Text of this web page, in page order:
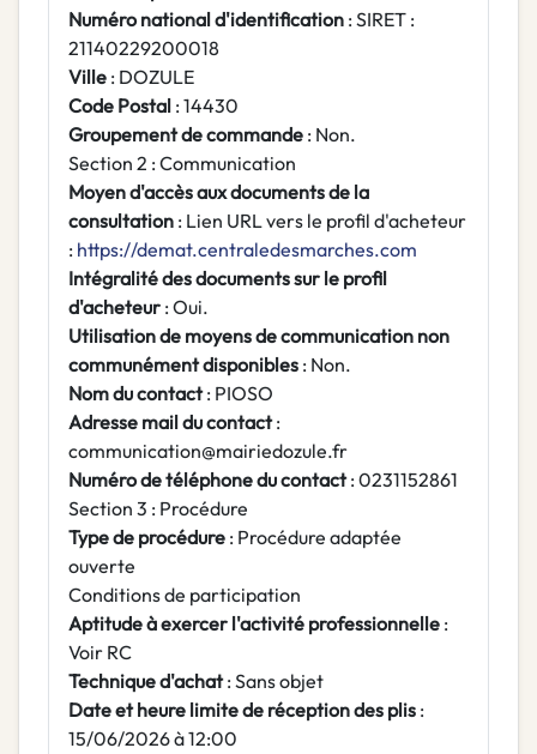
Numéro national d'identification : SIRET :
21140229200018
Ville : DOZULE
Code Postal : 14430
Groupement de commande : Non.
Section 2 : Communication
Moyen d'accès aux documents de la
consultation : Lien URL vers le profil d'acheteur
: https://demat.centraledesmarches.com
Intégralité des documents sur le profil
d'acheteur : Oui.
Utilisation de moyens de communication non
communément disponibles : Non.
Nom du contact: PIOSO
Adresse mail du contact:
communication@mairiedozule.fr
Numéro de téléphone du contact: 0231152861
Section 3 : Procédure
Type de procédure : Procédure adaptée
ouverte
Conditions de participation
Aptitude à exercer l'activité professionnelle :
Voir RC
Technique d'achat: Sans objet
Date et heure limite de réception des plis :
15/06/2026 à 12:00